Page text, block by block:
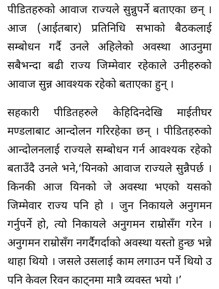
पीडितहरुको आवाज राज्यले सुन्नुपर्ने बताएका छन् ।
आज (आईतबार) प्रतिनिधि सभाको बैठकलाई
सम्बोधन गर्दै उनले अहिलेको अवस्था आउनुमा
सबैभन्दा बढी राज्य जिम्मेवार रहेकाले उनीहरुको
आवाज सुन्न आवश्यक रहेको बताएका हुन् ।
सहकारी पीडितहरुले केहिदिनदेखि माईतीघर
मण्डलाबाट आन्दोलन गरिरहेका छन् । पीडितहरुको
आन्दोलनलाई राज्यले सम्बोधन गर्न आवश्यक रहेको
बताउँदै उनले भने,‘यिनको आवाज राज्यले सुन्नैपर्छ ।
किनकी आज यिनको जे अवस्था भएको यसको
जिम्मेवार राज्य पनि हो । जुन निकायले अनुगमन
गर्नुपर्ने हो, त्यो निकायले अनुगमन राम्रोसँग गरेन ।
अनुगमन राम्रोसँग नगर्दैगर्दाको अवस्था यस्तो हुन्छ भन्ने
थाहा थियो । जसले उसलाई काम लगाउन पर्ने थियो उ
पनि केवल रिवन काट्नमा मात्रै व्यवस्त भयो ।’